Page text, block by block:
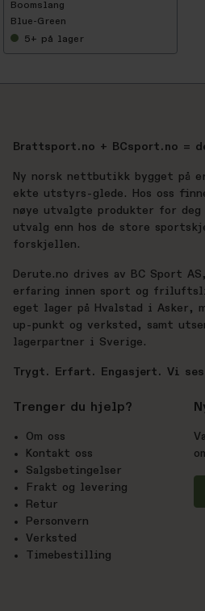
Boomslang
Blue-Green
5+ på lager
Brattsport.no + BCsport.no =
Ny norsk nettbutikk bygget på
ekte utstyrs-glede. Hos oss
nøye utvalgte produkter for
utvalg enn hos de store
forskjellen.
Derute.no drives av BC Sport
erfaring innen sport og
eget lager på Hvalstad i Asker,
up-punkt og verksted, samt
lagerpartner i Sverige.
Trygt. Erfart. Engasjert. Vi
Trenger du hjelp?
Om oss
Kontakt oss
Salgsbetingelser
Frakt og levering
Retur
Personvern
Verksted
Timebestilling